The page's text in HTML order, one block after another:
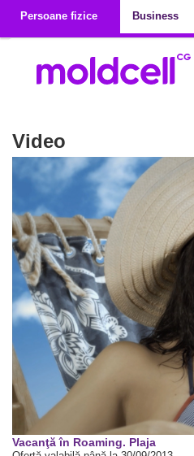
Persoane fizice
Business
Video
00:00
Vacanţă în Roaming. Plaja